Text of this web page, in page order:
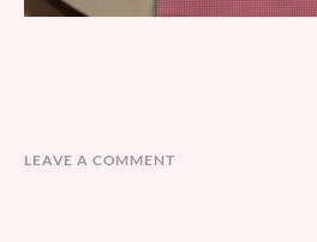
LEAVE A COMMENT